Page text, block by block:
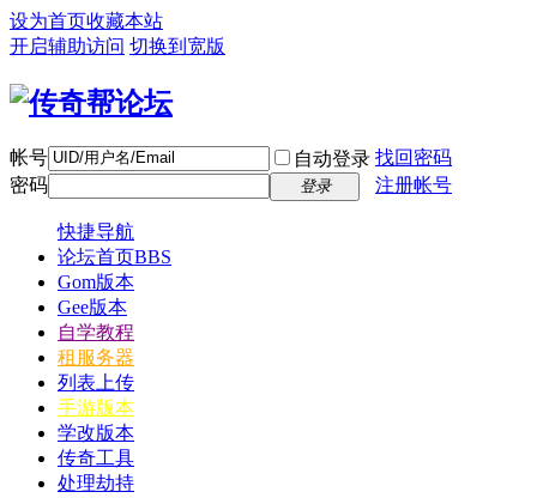
设为首页收藏本站
开启辅助访问 切换到宽版
帐号 自动登录 找回密码
密码
登录 注册帐号
快捷导航
论坛首页BBS
Gom版本
Gee版本
自学教程
租服务器
列表上传
手游版本
学改版本
传奇工具
处理劫持